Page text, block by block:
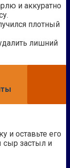
и аккуратно
плотный
лишний
и оставьте его
сыр застыл и